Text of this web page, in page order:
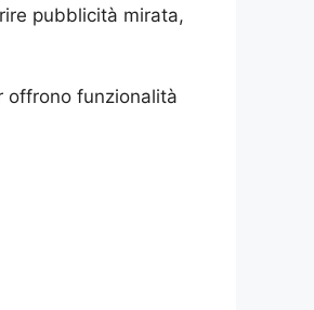
pubblicità mirata,
offrono funzionalità